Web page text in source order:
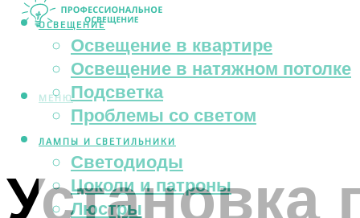
ОСВЕЩЕНИЕ
Освещение в квартире
Освещение в натяжном потолке
Подсветка
Проблемы со светом
ЛАМПЫ И СВЕТИЛЬНИКИ
Светодиоды
Цоколи и патроны
Люстры
МЕНЮ
Установка